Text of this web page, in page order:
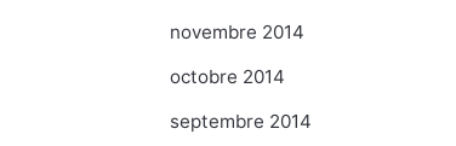
novembre 2014
octobre 2014
septembre 2014